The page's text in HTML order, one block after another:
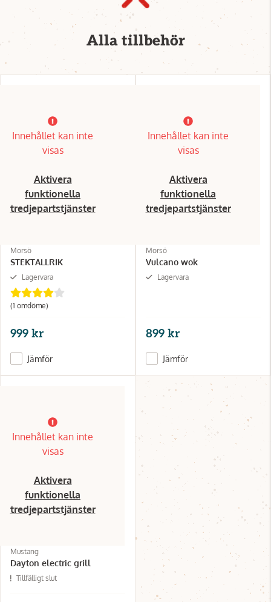
Alla tillbehör
Innehållet kan inte
visas
Aktivera
funktionella
tredjepartstjänster
Morsö
STEKTALLRIK
Lagervara
(1 omdöme)
999 kr
Jämför
Innehållet kan inte
visas
Aktivera
funktionella
tredjepartstjänster
Morsö
Vulcano wok
Lagervara
899 kr
Jämför
Innehållet kan inte
visas
Aktivera
funktionella
tredjepartstjänster
Mustang
Dayton electric grill
Tillfälligt slut